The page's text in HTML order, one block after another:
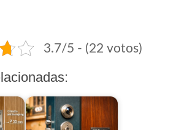
3.7/5 - (22 votos)